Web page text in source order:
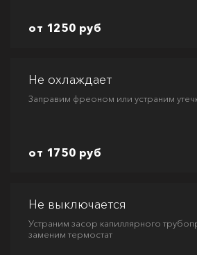
от 1250 руб
Не охлаждает
Заправим фреоном или устраним
от 1750 руб
Не выключается
Устраним засор капиллярного
заменим термостат